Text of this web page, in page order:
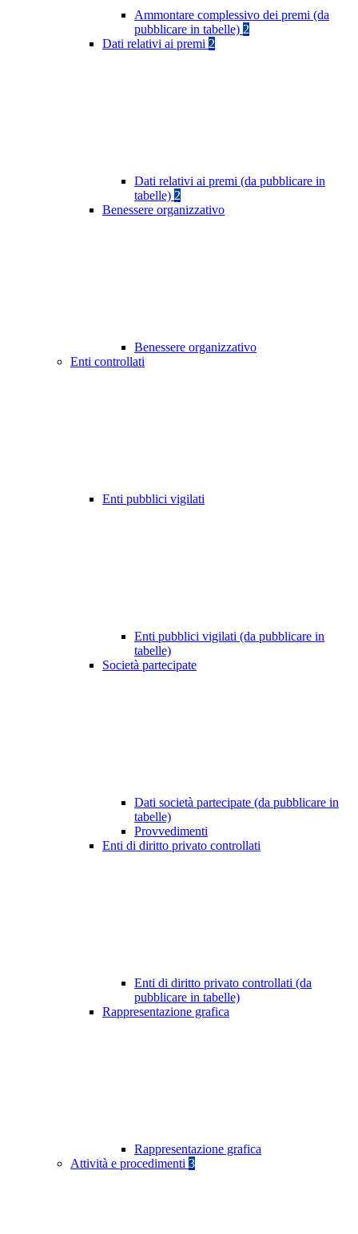
Ammontare complessivo dei premi (da
pubblicare in tabelle) 2
Dati relativi ai premi 2
Dati relativi ai premi (da pubblicare in
tabelle) 2
Benessere organizzativo
Benessere organizzativo
Enti controllati
Enti pubblici vigilati
Enti pubblici vigilati (da pubblicare in
tabelle)
Società partecipate
Dati società partecipate (da pubblicare in
tabelle)
Provvedimenti
Enti di diritto privato controllati
Enti di diritto privato controllati (da
pubblicare in tabelle)
Rappresentazione grafica
Rappresentazione grafica
Attività e procedimenti 3